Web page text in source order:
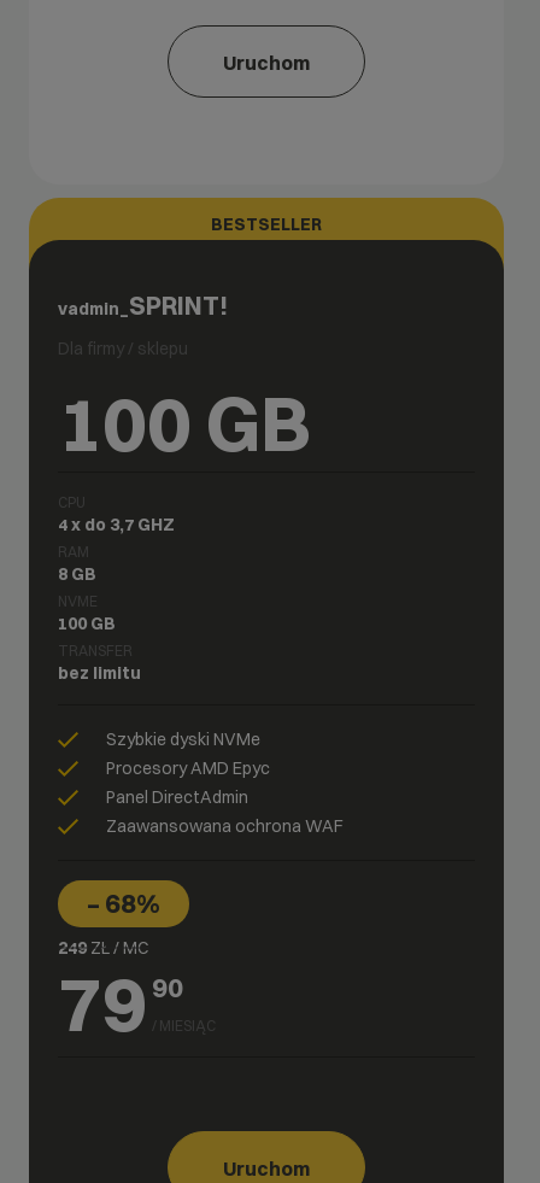
Uruchom
BESTSELLER
vadmin_ SPRINT!
Dla firmy / sklepu
100 GB
CPU
4 x do 3,7 GHZ
RAM
8 GB
NVME
100 GB
TRANSFER
bez limitu
Szybkie dyski NVMe
Procesory AMD Epyc
Panel DirectAdmin
Zaawansowana ochrona WAF
249 ZŁ / MC
– 68%
79 90
/ MIESIĄC
Uruchom